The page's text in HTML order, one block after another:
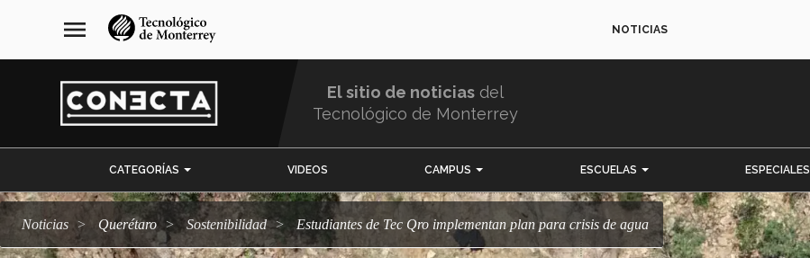
navegación
principal
menu NOTICIAS
El sitio de noticias del
Tecnológico de Monterrey
CATEGORÍAS VIDEOS CAMPUS ESCUELAS ESPECIALES
Noticias Querétaro sostenibilidad Estudiantes de Tec Qro implementan plan para crisis de agua